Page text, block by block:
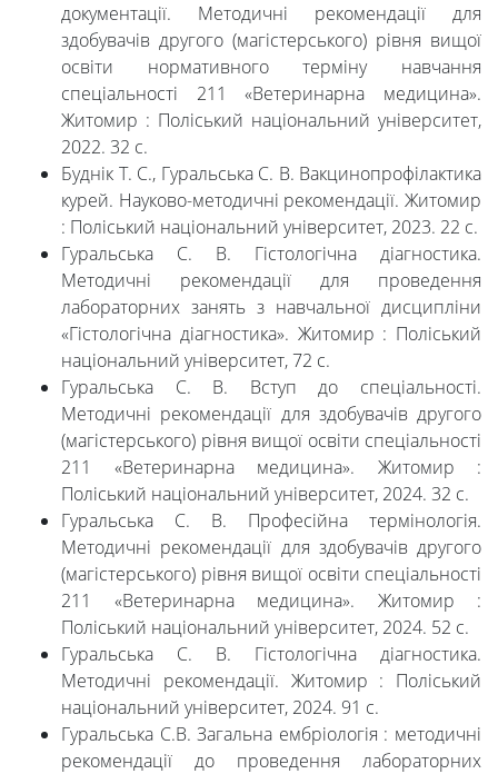
документації. Методичні рекомендації для
здобувачів другого (магістерського) рівня вищої
освіти нормативного терміну навчання
спеціальності 211 «Ветеринарна медицина».
Житомир : Поліський національний університет,
2022. 32 с.
Буднік Т. С., Гуральська С. В. Вакцинопрофілактика
курей. Науково-методичні рекомендації. Житомир
: Поліський національний університет, 2023. 22 с.
Гуральська С. В. Гістологічна діагностика.
Методичні рекомендації для проведення
лабораторних занять з навчальної дисципліни
«Гістологічна діагностика». Житомир : Поліський
національний університет, 72 с.
Гуральська С. В. Вступ до спеціальності.
Методичні рекомендації для здобувачів другого
(магістерського) рівня вищої освіти спеціальності
211 «Ветеринарна медицина». Житомир :
Поліський національний університет, 2024. 32 с.
Гуральська С. В. Професійна термінологія.
Методичні рекомендації для здобувачів другого
(магістерського) рівня вищої освіти спеціальності
211 «Ветеринарна медицина». Житомир :
Поліський національний університет, 2024. 52 с.
Гуральська С. В. Гістологічна діагностика.
Методичні рекомендації. Житомир : Поліський
національний університет, 2024. 91 с.
Гуральська С.В. Загальна ембріологія : методичні
рекомендації до проведення лабораторних